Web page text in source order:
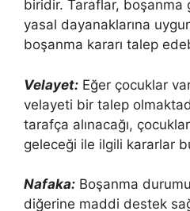
biridir. Taraflar, boşanma
yasal dayanaklarına
boşanma kararı talep
Velayet: Eğer çocuklar
velayeti bir talep
tarafça alınacağı,
geleceği ile ilgili kararlar
Nafaka: Boşanma
diğerine maddi destek